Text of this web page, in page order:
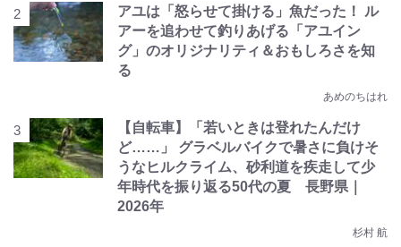
アユは「怒らせて掛ける」魚だった！ ル
アーを追わせて釣りあげる「アユイン
グ」のオリジナリティ＆おもしろさを知
る
あめのちはれ
【自転車】「若いときは登れたんだけ
ど……」 グラベルバイクで暑さに負けそ
うなヒルクライム、砂利道を疾走して少
年時代を振り返る50代の夏 長野県｜
2026年
杉村 航